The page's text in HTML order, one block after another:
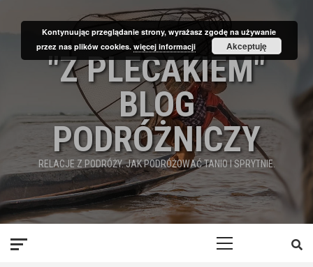
"Z PLECAKIEM"
BLOG
PODRÓŻNICZY
RELACJE Z PODRÓŻY. JAK PODRÓŻOWAĆ TANIO I SPRYTNIE.
Kontynuując przeglądanie strony, wyrażasz zgodę na używanie
przez nas plików cookies.więcej informacji Akceptuję